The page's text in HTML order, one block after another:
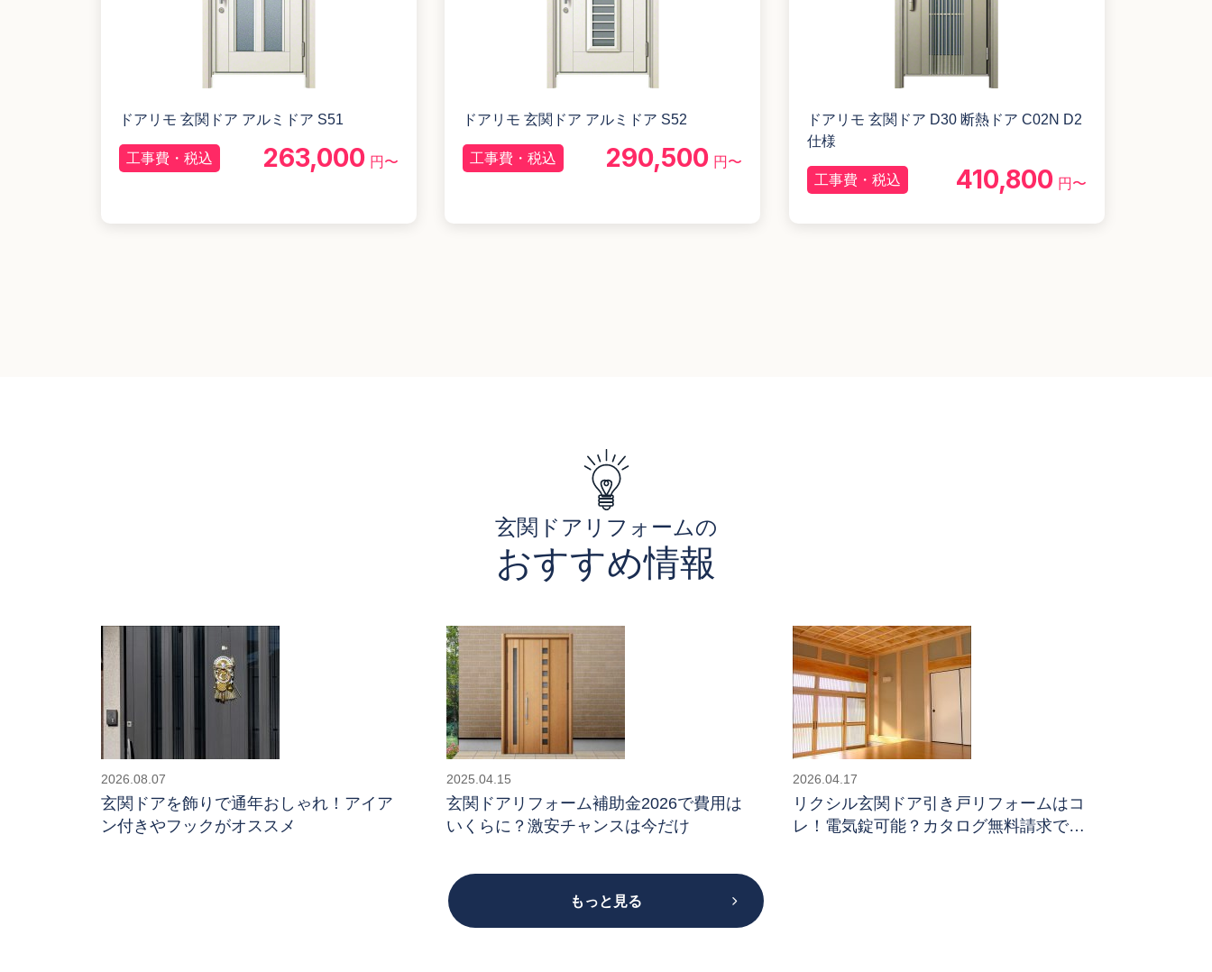
ドアリモ 玄関ドア アルミドア S51
工事費・税込 263,000 円〜
ドアリモ 玄関ドア アルミドア S52
工事費・税込 290,500 円〜
ドアリモ 玄関ドア D30 断熱ドア C02N D2
仕様
工事費・税込 410,800 円〜
玄関ドアリフォームの
おすすめ情報
2026.08.07
玄関ドアを飾りで通年おしゃれ！アイア
ン付きやフックがオススメ
2025.04.15
玄関ドアリフォーム補助金2026で費用は
いくらに？激安チャンスは今だけ
2026.04.17
リクシル玄関ドア引き戸リフォームはコ
レ！電気錠可能？カタログ無料請求でき
もっと見る